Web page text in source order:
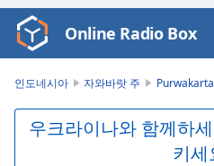
Video
Player
Play
Video
Online Radio Box
인도네시아 자와바랏 주 Purwakarta
우크라이나와 함께하
키세